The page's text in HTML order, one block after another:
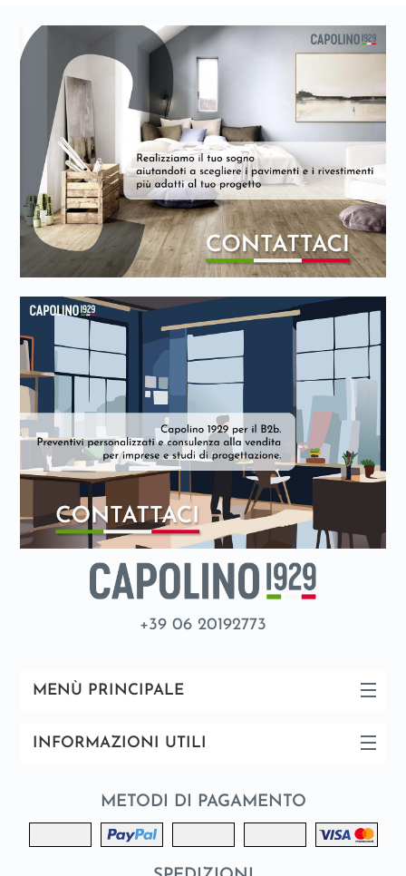
+39 06 20192773
MENÙ PRINCIPALE
INFORMAZIONI UTILI
METODI DI PAGAMENTO